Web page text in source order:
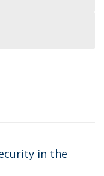
in the